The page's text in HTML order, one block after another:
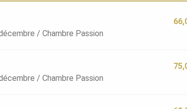
/ Chambre Passion
/ Chambre Passion